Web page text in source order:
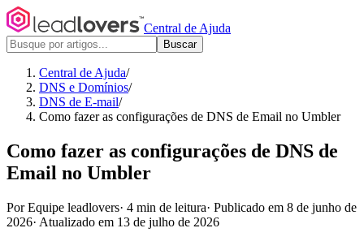
Central de Ajuda
Buscar
Central de Ajuda/
DNS e Domínios/
DNS de E-mail/
Como fazer as configurações de DNS de Email no Umbler
Como fazer as configurações de DNS de
Email no Umbler
Por Equipe leadlovers· 4 min de leitura· Publicado em 8 de junho de
2026· Atualizado em 13 de julho de 2026